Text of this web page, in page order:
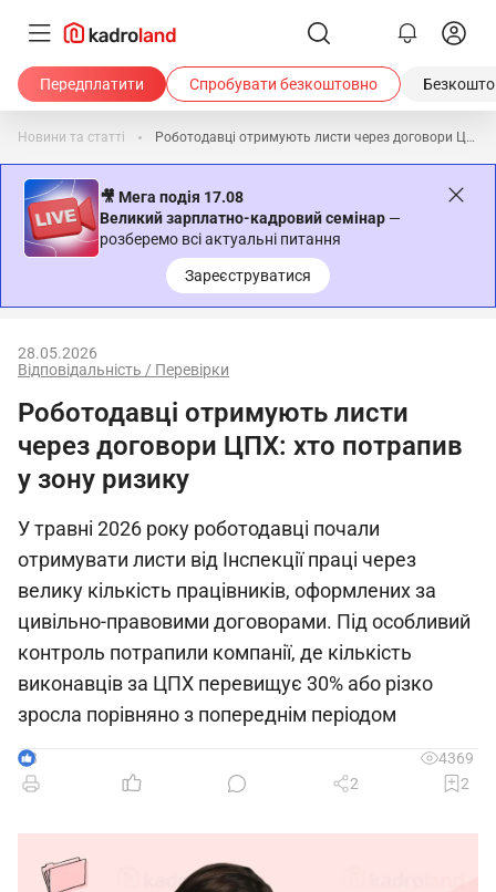
Передплатити Спробувати безкоштовно
Новини та статті Роботодавці отримують листи через договори ЦПХ: хто потрапив у зону ризику
🎥 Мега подія 17.08
Великий зарплатно-кадровий семінар —
розберемо всі актуальні питання
Зареєструватися
Відповідальність / Перевірки
28.05.2026
Роботодавці отримують листи
через договори ЦПХ: хто потрапив
у зону ризику
У травні 2026 року роботодавці почали
отримувати листи від Інспекції праці через
велику кількість працівників, оформлених за
цивільно-правовими договорами. Під особливий
контроль потрапили компанії, де кількість
виконавців за ЦПХ перевищує 30% або різко
зросла порівняно з попереднім періодом
3
4369
2
2